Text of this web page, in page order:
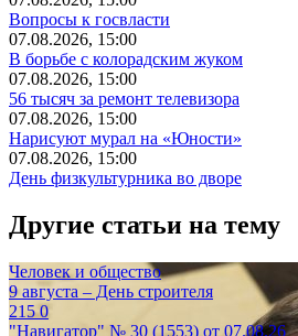
Вопросы к госвласти
07.08.2026, 15:00
В борьбе с колорадским жуком
07.08.2026, 15:00
56 тысяч за ремонт телевизора
07.08.2026, 15:00
Нарисуют мурал на «Юности»
07.08.2026, 15:00
День физкультурника во дворе
Другие статьи на тему
Человек и общество
9 августа – День строителя
2150
"Навигатор" № 30 (1553) от 07.08.26